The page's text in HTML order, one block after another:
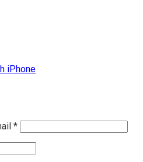
iPhone
*